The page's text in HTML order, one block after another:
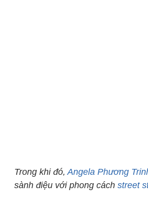
Trong khi đó,Angela Phương
sành điệu với phong cách street